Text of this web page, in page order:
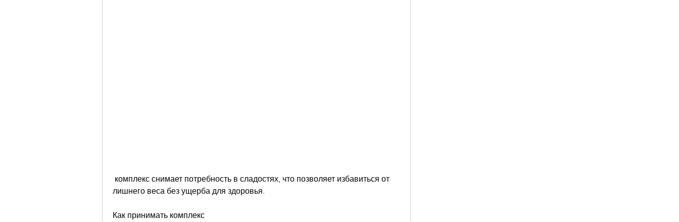
лишнего веса без ущерба для здоровья.
Как принимать комплекс